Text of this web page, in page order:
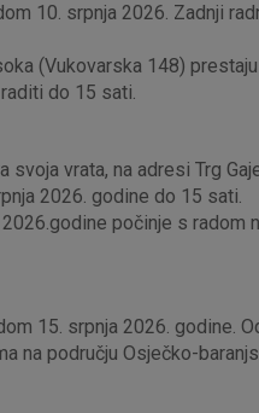
10. srpnja 2026. Zadnji
(Vukovarska 148)
do 15 sati.
vrata, na adresi Trg
2026. godine do 15 sati.
počinje s
15. srpnja 2026. godine.
na području Osječko-